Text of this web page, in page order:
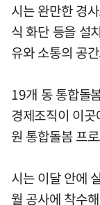
시는 완만한 경
식 화단 등을 설
유와 소통의 공
19개 동 통합돌
경제조직이 이
원 통합돌봄 프
시는 이달 안에
월 공사에 착수